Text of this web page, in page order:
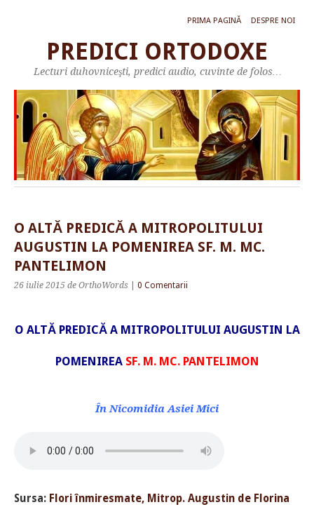
PRIMA PAGINĂ DESPRE NOI
PREDICI ORTODOXE
Lecturi duhovniceşti, predici audio, cuvinte de folos…
O ALTĂ PREDICĂ A MITROPOLITULUI
AUGUSTIN LA POMENIREA SF. M. MC.
PANTELIMON
26 iulie 2015 de OrthoWords 0 Comentarii
O ALTĂ PREDICĂ A MITROPOLITULUI AUGUSTIN LA
POMENIREA SF. M. MC. PANTELIMON
În Nicomidia Asiei Mici
Sursa: Flori înmiresmate, Mitrop. Augustin de Florina